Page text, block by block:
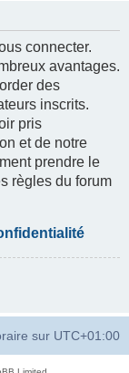
connecter.
avantages.
des
inscrits.
pris
et de notre
prendre le
règles du forum
sur UTC+01:00